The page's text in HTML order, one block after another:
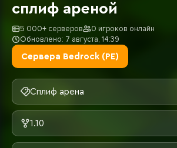
сплиф ареной
5 000+ серверов
0 игроков онлайн
Обновлено: 7 августа, 14:39
Сервера Bedrock (PE)
Сплиф арена
1.10